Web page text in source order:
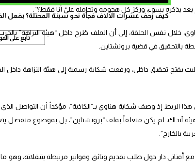
كيف زحف عشرات الالاف فجأة نحو سبتة المحتلة؟ بفعل
تابع على
يعد يذكره بسوء، وركز كل هجومه وتحامله عليّ أنا فقط؟”.
خلال نفس الحلقة، إلى أن الملف طُرح داخل “هيئة النزاهة”
بالتحقيق في قضية برونشتاين.
بفتح تحقيق داخلي، ورفعت شكاية رسمية إلى هيئة النزاهة داخل
هذا الربط إذ وصف شكاية هناوي بـ”الكاذبة”، مؤكداً أن التواصل
آنذاك، لم يكن متعلقاً بملف “برونشتاين”، بل بموضوع منفصل
بالخارج”.
أفتاتي دار حول طلب تقديم وثائق وفواتير مرتبطة بتنقلاته، وهو ما